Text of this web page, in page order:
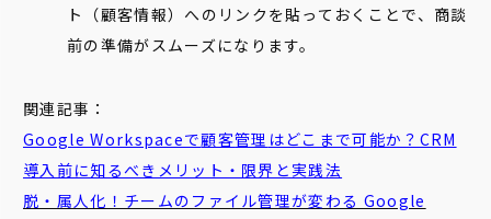
ト（顧客情報）へのリンクを貼っておくことで、商談
前の準備がスムーズになります。
関連記事：
Google Workspaceで顧客管理 はどこまで可能か？CRM
導入前に知るべきメリット・限界と実践法
脱・属人化！チームのファイル管理が変わる Google